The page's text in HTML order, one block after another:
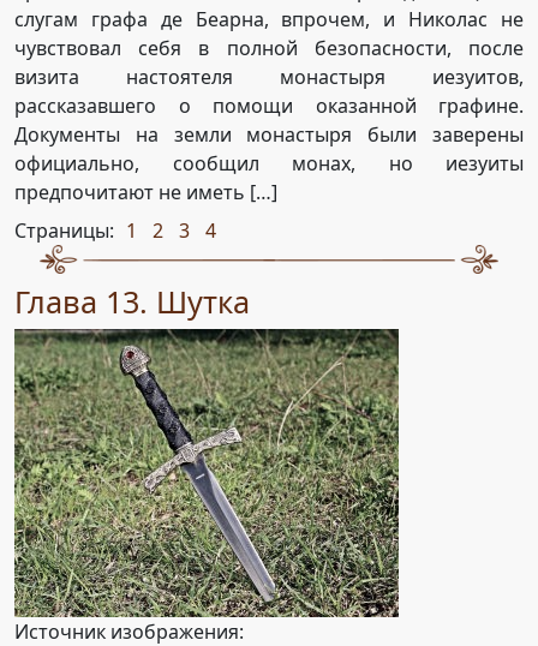
слугам графа де Беарна, впрочем, и Николас не
чувствовал себя в полной безопасности, после
визита настоятеля монастыря иезуитов,
рассказавшего о помощи оказанной графине.
Документы на земли монастыря были заверены
официально, сообщил монах, но иезуиты
предпочитают не иметь […]
Страницы: 1 2 3 4
Глава 13. Шутка
Источник изображения: